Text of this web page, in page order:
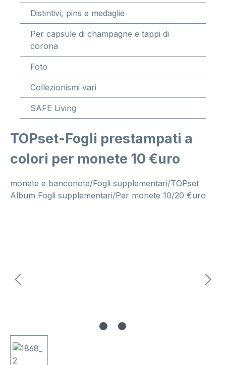
Distintivi, pins e medaglie
Per capsule di champagne e tappi di
corona
Foto
Collezionismi vari
SAFE Living
TOPset-Fogli prestampati a
colori per monete 10 €uro
monete e banconote/Fogli supplementari/TOPset
Album Fogli supplementari/Per monete 10/20 €uro